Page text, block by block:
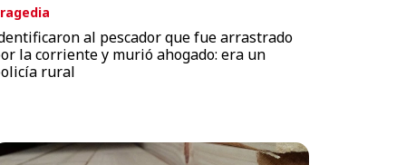
al pescador que fue arrastrado
la corriente y murió ahogado: era un
rural